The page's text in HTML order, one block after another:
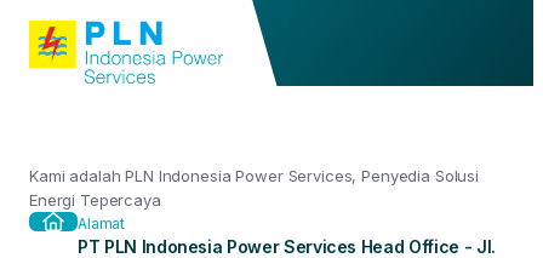
Kami adalah PLN Indonesia Power Services, Penyedia Solusi
Energi Tepercaya
Alamat
PT PLN Indonesia Power Services Head Office - Jl.